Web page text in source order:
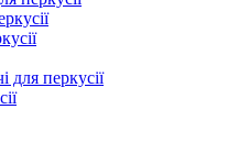
для перкусії